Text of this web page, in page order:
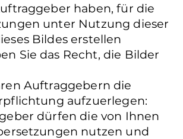
haben, für die
unter Nutzung dieser
Bildes erstellen
Sie das Recht, die Bilder
Auftraggebern die
aufzuerlegen:
dürfen die von Ihnen
nutzen und